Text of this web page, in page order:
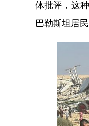
体批评，这
巴勒斯坦居民